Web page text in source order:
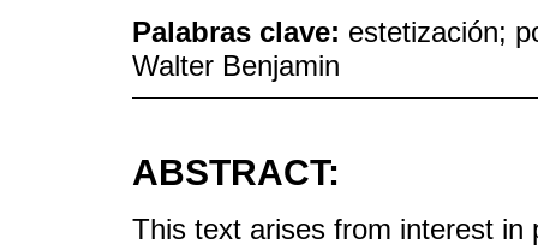
Palabras clave: estetización;
Walter Benjamin
ABSTRACT:
This text arises from interest in